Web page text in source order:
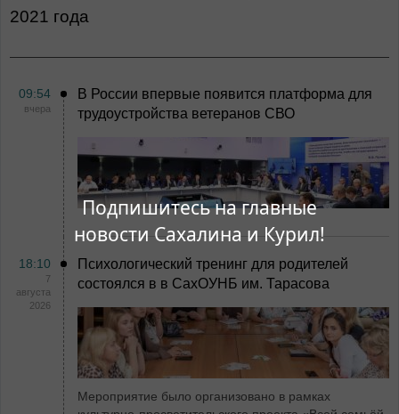
Подпишитесь на главные
новости Сахалина и Курил!
2021 года
09:54
вчера
В России впервые появится платформа для
трудоустройства ветеранов СВО
18:10
7
августа
2026
Психологический тренинг для родителей
состоялся в в СахОУНБ им. Тарасова
Мероприятие было организовано в рамках